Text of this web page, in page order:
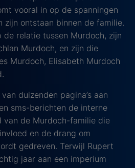
vooral in op de spanningen
zijn ontstaan binnen de familie.
relatie tussen Murdoch, zijn
Murdoch, en zijn die
Murdoch, Elisabeth Murdoch
duizenden pagina’s aan
sms-berichten de interne
van de Murdoch-familie die
en de drang om
gedreven. Terwijl Rupert
jaar aan een imperium